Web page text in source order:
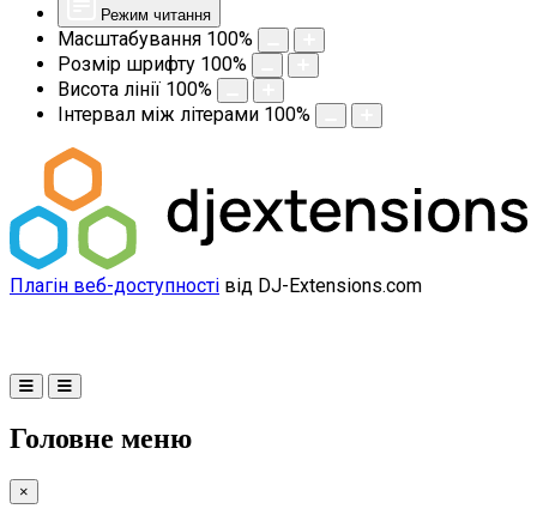
Режим читання
Масштабування 100%
Розмір шрифту 100%
Висота лінії 100%
Інтервал між літерами 100%
Плагін веб-доступності від DJ-Extensions.com
Головне меню
×